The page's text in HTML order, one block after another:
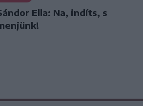
Ella: Na, indíts, s